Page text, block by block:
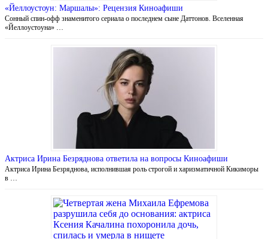
«Йеллоустоун: Маршалы»: Рецензия Киноафиши
Сонный спин-офф знаменитого сериала о последнем сыне Даттонов. Вселенная
«Йеллоустоуна» …
Актриса Ирина Безряднова ответила на вопросы Киноафиши
Актриса Ирина Безряднова, исполнившая роль строгой и харизматичной Кикиморы
в …